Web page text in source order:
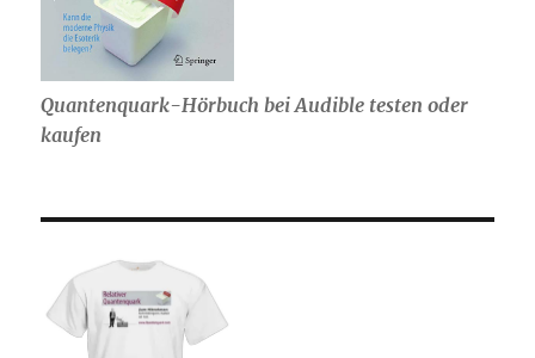
Quantenquark-Hörbuch bei Audible testen oder
kaufen